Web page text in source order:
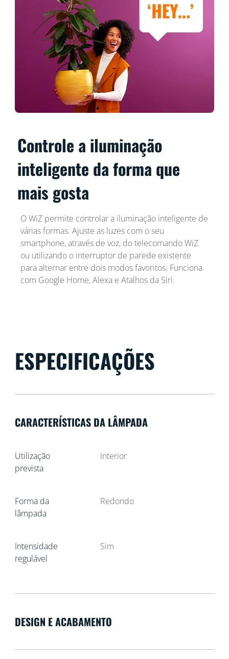
Controle a iluminação
inteligente da forma que
mais gosta
O WiZ permite controlar a iluminação inteligente de
várias formas. Ajuste as luzes com o seu
smartphone, através de voz, do telecomando WiZ
ou utilizando o interruptor de parede existente
para alternar entre dois modos favoritos. Funciona
com Google Home, Alexa e Atalhos da Siri.
ESPECIFICAÇÕES
CARACTERÍSTICAS DA LÂMPADA
Utilização
prevista
Interior
Forma da
lâmpada
Redondo
Intensidade
regulável
Sim
DESIGN E ACABAMENTO